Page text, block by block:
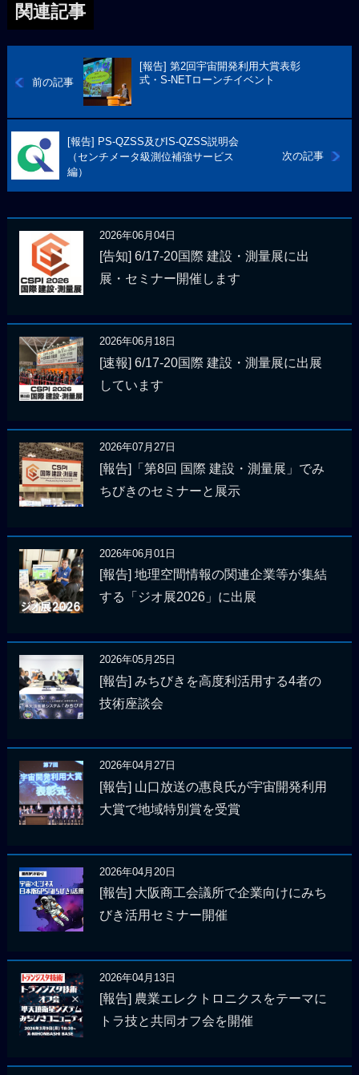
関連記事
前の記事
[報告] 第2回宇宙開発利用大賞表彰
式・S-NETローンチイベント
次の記事
[報告] PS-QZSS及びIS-QZSS説明会
（センチメータ級測位補強サービス
編）
2026年06月04日
[告知] 6/17-20国際 建設・測量展に出
展・セミナー開催します
2026年06月18日
[速報] 6/17-20国際 建設・測量展に出展
しています
2026年07月27日
[報告]「第8回 国際 建設・測量展」でみ
ちびきのセミナーと展示
2026年06月01日
[報告] 地理空間情報の関連企業等が集結
する「ジオ展2026」に出展
2026年05月25日
[報告] みちびきを高度利活用する4者の
技術座談会
2026年04月27日
[報告] 山口放送の惠良氏が宇宙開発利用
大賞で地域特別賞を受賞
2026年04月20日
[報告] 大阪商工会議所で企業向けにみち
びき活用セミナー開催
2026年04月13日
[報告] 農業エレクトロニクスをテーマに
トラ技と共同オフ会を開催